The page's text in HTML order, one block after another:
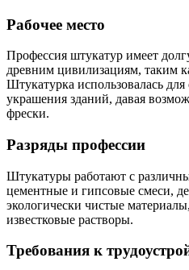
Рабочее место
Профессия штукатур имеет
древним цивилизациям, таким
Штукатурка использовалась для
украшения зданий, давая
фрески.
Разряды профессии
Штукатуры работают с
цементные и гипсовые смеси,
экологически чистые
известковые растворы.
Требования к